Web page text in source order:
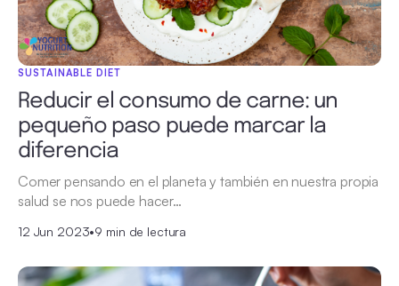
SUSTAINABLE DIET
Reducir el consumo de carne: un
pequeño paso puede marcar la
diferencia
Comer pensando en el planeta y también en nuestra propia
salud se nos puede hacer…
12 Jun 2023•9 min de lectura